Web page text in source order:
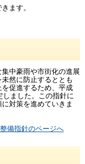
ます。
中豪雨や市街化の進展
然に防止するととも
促進するため、平成
ました。この指針に
対策を進めていきま
備指針のページへ